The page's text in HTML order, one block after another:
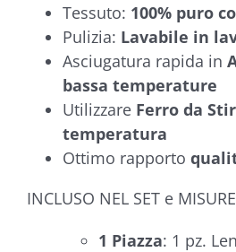
Tessuto: 100% puro
Pulizia: Lavabile in
Asciugatura rapida in
bassa temperature
Utilizzare Ferro da
temperatura
Ottimo rapporto
INCLUSO NEL SET e
1 Piazza: 1 pz.